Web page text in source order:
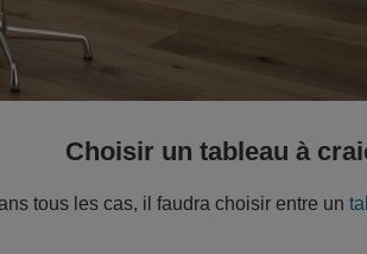
Choisir un tableau à
tous les cas, il faudra choisir entre un